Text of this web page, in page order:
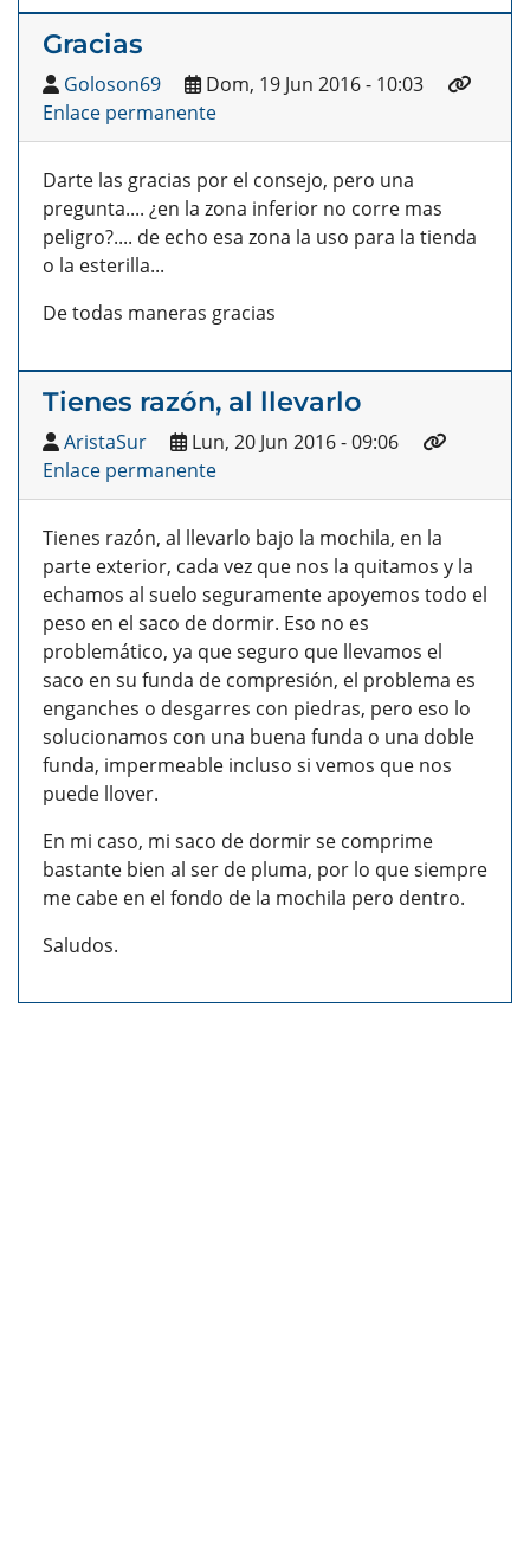
Gracias
Goloson69
Dom, 19 Jun 2016 - 10:03
Enlace permanente
Darte las gracias por el consejo, pero una
pregunta.... ¿en la zona inferior no corre mas
peligro?.... de echo esa zona la uso para la tienda
o la esterilla...
De todas maneras gracias
Tienes razón, al llevarlo
AristaSur
Lun, 20 Jun 2016 - 09:06
Enlace permanente
Tienes razón, al llevarlo bajo la mochila, en la
parte exterior, cada vez que nos la quitamos y la
echamos al suelo seguramente apoyemos todo el
peso en el saco de dormir. Eso no es
problemático, ya que seguro que llevamos el
saco en su funda de compresión, el problema es
enganches o desgarres con piedras, pero eso lo
solucionamos con una buena funda o una doble
funda, impermeable incluso si vemos que nos
puede llover.
En mi caso, mi saco de dormir se comprime
bastante bien al ser de pluma, por lo que siempre
me cabe en el fondo de la mochila pero dentro.
Saludos.